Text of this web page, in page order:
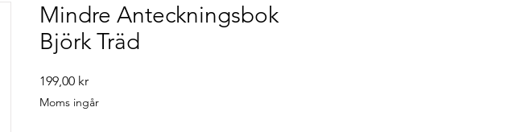
Mindre Anteckningsbok
Björk Träd
199,00 krPris
Moms ingår